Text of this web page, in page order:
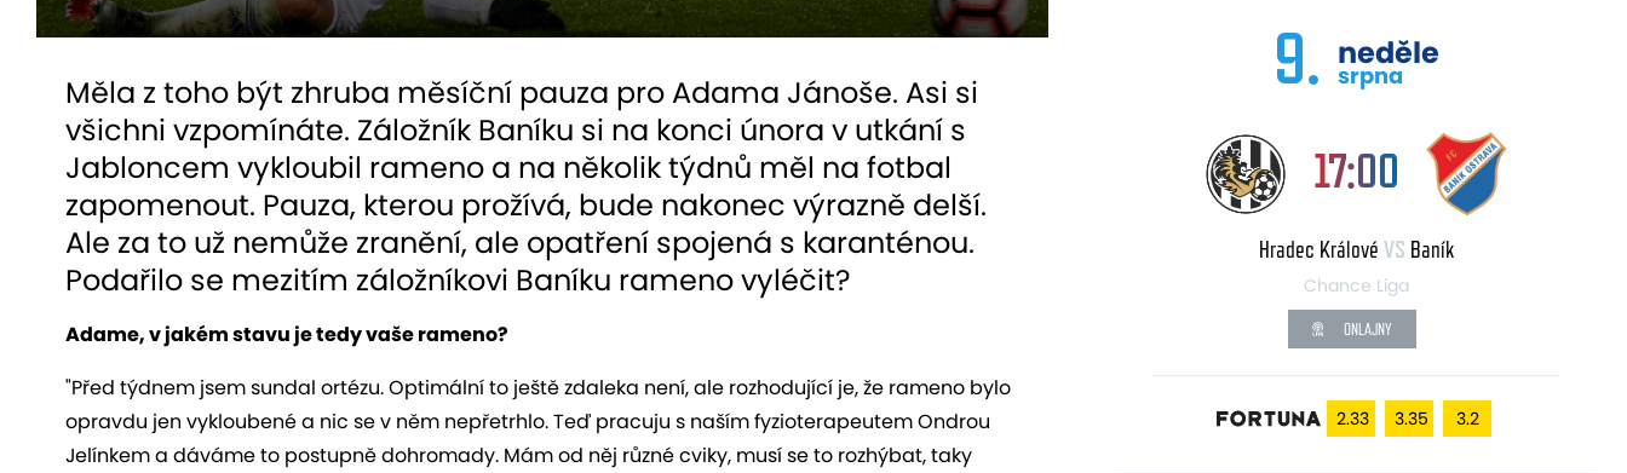
Měla z toho být zhruba měsíční pauza pro Adama Jánoše. Asi si
všichni vzpomínáte. Záložník Baníku si na konci února v utkání s
Jabloncem vykloubil rameno a na několik týdnů měl na fotbal
zapomenout. Pauza, kterou prožívá, bude nakonec výrazně delší.
Ale za to už nemůže zranění, ale opatření spojená s karanténou.
Podařilo se mezitím záložníkovi Baníku rameno vyléčit?
Adame, v jakém stavu je tedy vaše rameno?
"Před týdnem jsem sundal ortézu. Optimální to ještě zdaleka není, ale rozhodující je, že rameno bylo
opravdu jen vykloubené a nic se v něm nepřetrhlo. Teď pracuju s naším fyzioterapeutem Ondrou
Jelínkem a dáváme to postupně dohromady. Mám od něj různé cviky, musí se to rozhýbat, taky
9. neděle
srpna
17:00
Hradec Králové VS Baník
Chance Liga
ONLAJNY
2.33 3.35 3.2